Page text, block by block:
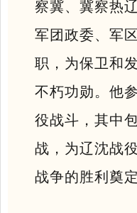
察冀、冀察热
军团政委、军
职，为保卫和
不朽功勋。他
役战斗，其中
战，为辽沈战
战争的胜利奠